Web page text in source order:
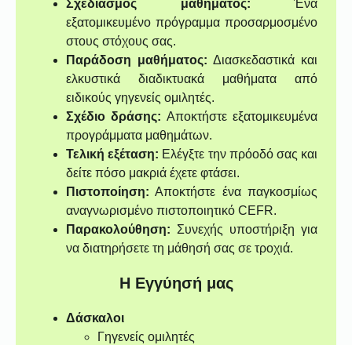
Σχεδιασμός μαθήματος: Ένα
εξατομικευμένο πρόγραμμα προσαρμοσμένο
στους στόχους σας.
Παράδοση μαθήματος: Διασκεδαστικά και
ελκυστικά διαδικτυακά μαθήματα από
ειδικούς γηγενείς ομιλητές.
Σχέδιο δράσης: Αποκτήστε εξατομικευμένα
προγράμματα μαθημάτων.
Τελική εξέταση: Ελέγξτε την πρόοδό σας και
δείτε πόσο μακριά έχετε φτάσει.
Πιστοποίηση: Αποκτήστε ένα παγκοσμίως
αναγνωρισμένο πιστοποιητικό CEFR.
Παρακολούθηση: Συνεχής υποστήριξη για
να διατηρήσετε τη μάθησή σας σε τροχιά.
Η Εγγύησή μας
Δάσκαλοι
Γηγενείς ομιλητές